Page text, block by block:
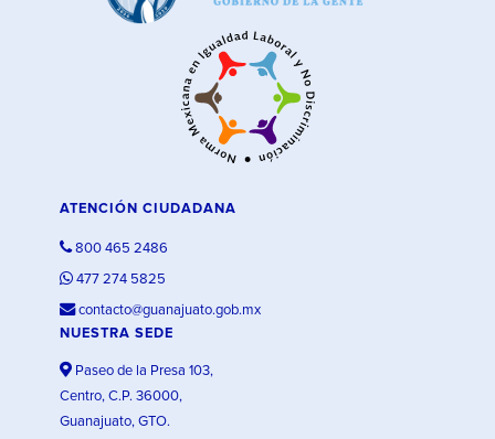
ATENCIÓN CIUDADANA
800 465 2486
477 274 5825
contacto@guanajuato.gob.mx
NUESTRA SEDE
Paseo de la Presa 103,
Centro, C.P. 36000,
Guanajuato, GTO.